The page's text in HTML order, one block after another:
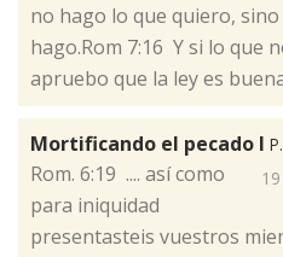
no hago lo que quiero,
hago.Rom 7:16 Y si lo que
apruebo que la ley es
Mortificando el pecado I
​Rom. 6:19 .... así como
para iniquidad
presentasteis vuestros